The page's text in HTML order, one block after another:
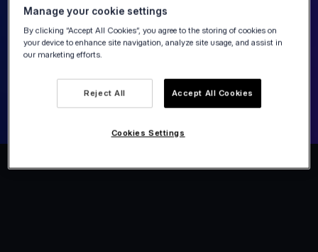
Manage your cookie settings
By clicking “Accept All Cookies”, you agree to the storing of cookies on
your device to enhance site navigation, analyze site usage, and assist in
our marketing efforts.
Reject All Accept All Cookies
Cookies Settings